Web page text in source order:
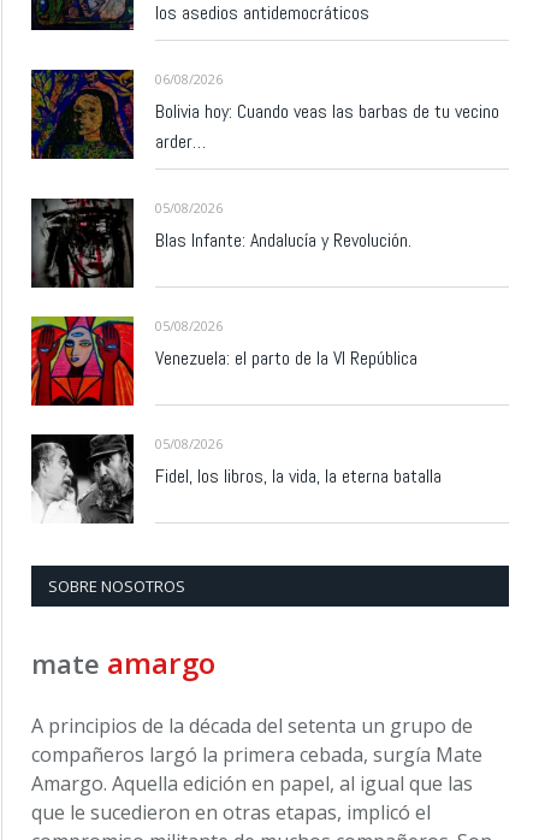
los asedios antidemocráticos
06/08/2026
Bolivia hoy: Cuando veas las barbas de tu vecino
arder…
05/08/2026
Blas Infante: Andalucía y Revolución.
05/08/2026
Venezuela: el parto de la VI República
05/08/2026
Fidel, los libros, la vida, la eterna batalla
SOBRE NOSOTROS
mate amargo
A principios de la década del setenta un grupo de
compañeros largó la primera cebada, surgía Mate
Amargo. Aquella edición en papel, al igual que las
que le sucedieron en otras etapas, implicó el